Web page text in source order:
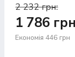
2 232 грн:
1 786
Економія 446 грн